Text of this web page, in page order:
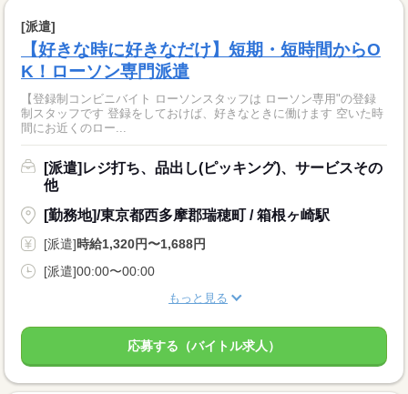
[派遣]
【好きな時に好きなだけ】短期・短時間からO
K！ローソン専門派遣
【登録制コンビニバイト ローソンスタッフは ローソン専用"の登録
制スタッフです 登録をしておけば、好きなときに働けます 空いた時
間にお近くのロー...
[派遣]レジ打ち、品出し(ピッキング)、サービスその
他
[勤務地]/東京都西多摩郡瑞穂町 / 箱根ヶ崎駅
[派遣]時給1,320円〜1,688円
[派遣]00:00〜00:00
もっと見る
応募する（バイトル求人）